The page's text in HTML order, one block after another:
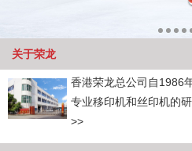
关于荣龙
香港荣龙总公司自1986
专业移印机和丝印机的
>>